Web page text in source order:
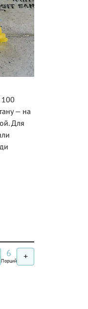
100
— на
Для
6
Порций +